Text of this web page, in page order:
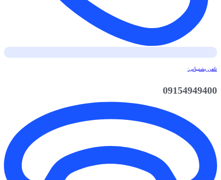
تلفن پشتیبانی:
09154949400